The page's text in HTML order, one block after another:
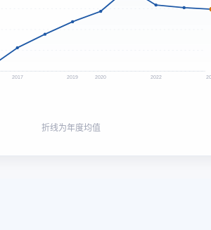
2017 2019 2020 2022
折线为年度均值